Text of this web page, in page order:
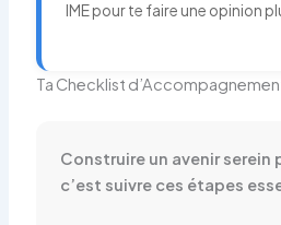
IME pour te faire une opinion
Ta Checklist
Construire un avenir
c’est suivre ces étapes